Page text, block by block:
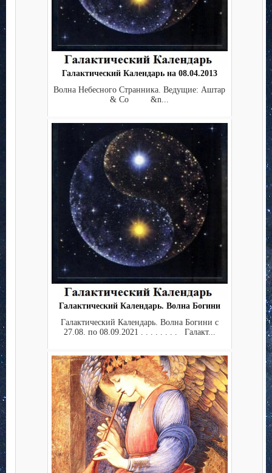
Галактический Календарь на 08.04.2013
Волна Небесного Странника. Ведущие: Аштар
& Co &n...
Галактический Календарь. Волна Богини
Галактический Календарь. Волна Богини с
27.08. по 08.09.2021 . . . . . . . . Галакт...